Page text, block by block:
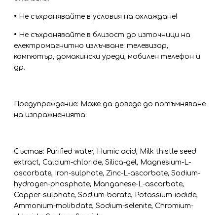
• Не съхранявайте в условия на охлаждане!
• Не съхранявайте в близост до източници на
електромагнитно излъчване: телевизор,
компютър, домакински уреди, мобилен телефон и
др.
Предупреждение: Може да доведе до потъмняване
на изпражненията.
Състав: Purified water, Humic acid, Milk thistle seed
extract, Calcium-chloride, Silica-gel, Magnesium-L-
ascorbate, Iron-sulphate, Zinc-L-ascorbate, Sodium-
hydrogen-phosphate, Manganese-L-ascorbate,
Copper-sulphate, Sodium-borate, Potassium-iodide,
Ammonium-molibdate, Sodium-selenite, Chromium-